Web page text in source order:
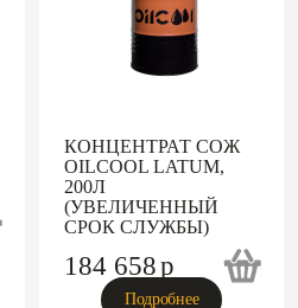
КОНЦЕНТРАТ СОЖ
OILCOOL LATUM,
200Л
(УВЕЛИЧЕННЫЙ
СРОК СЛУЖБЫ)
184 658p
Подробнее